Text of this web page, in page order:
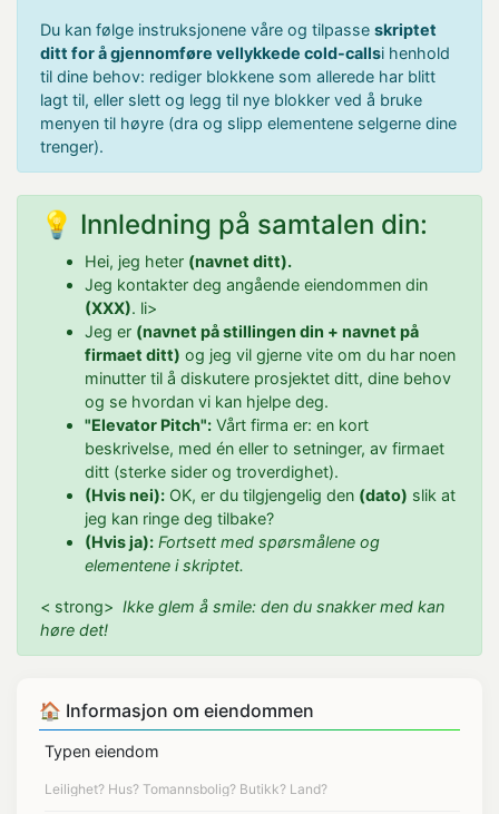
Du kan følge instruksjonene våre og tilpasse skriptet
ditt for å gjennomføre vellykkede cold-callsi henhold
til dine behov: rediger blokkene som allerede har blitt
lagt til, eller slett og legg til nye blokker ved å bruke
menyen til høyre (dra og slipp elementene selgerne dine
trenger).
💡 Innledning på samtalen din:
Hei, jeg heter (navnet ditt).
Jeg kontakter deg angående eiendommen din
(XXX). li>
Jeg er (navnet på stillingen din + navnet på
firmaet ditt) og jeg vil gjerne vite om du har noen
minutter til å diskutere prosjektet ditt, dine behov
og se hvordan vi kan hjelpe deg.
"Elevator Pitch": Vårt firma er: en kort
beskrivelse, med én eller to setninger, av firmaet
ditt (sterke sider og troverdighet).
(Hvis nei): OK, er du tilgjengelig den (dato) slik at
jeg kan ringe deg tilbake?
(Hvis ja): Fortsett med spørsmålene og
elementene i skriptet.
< strong> Ikke glem å smile: den du snakker med kan
høre det!
🏠 Informasjon om eiendommen
Typen eiendom